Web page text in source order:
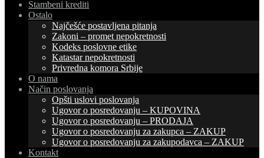
Stambeni krediti
Ostalo
Najčešće postavljena pitanja
Zakoni – promet nepokretnosti
Kodeks poslovne etike
Katastar nepokretnosti
Privredna komora Srbije
O nama
Način poslovanja
Opšti uslovi poslovanja
Ugovor o posredovanju – KUPOVINA
Ugovor o posredovanju – PRODAJA
Ugovor o posredovanju za zakupca – ZAKUP
Ugovor o posredovanju za zakupodavca – ZAKUP
Kontakt